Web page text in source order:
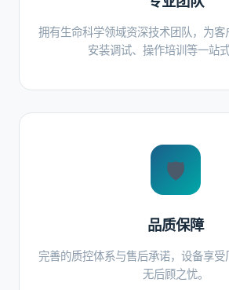
拥有生命科学领域资深技术团队，为客
安装调试、操作培训等一站式
🛡️
品质保障
完善的质控体系与售后承诺，设备享受
无后顾之忧。